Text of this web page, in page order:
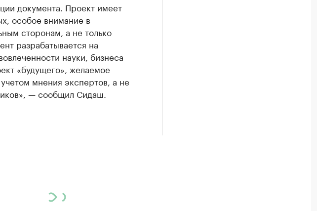
документа. Проект имеет
особое внимание в
сторонам, а не только
разрабатывается на
науки, бизнеса
«будущего», желаемое
мнения экспертов, а не
— сообщил Сидаш.